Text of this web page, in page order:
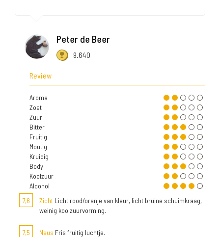
Peter de Beer
9.640
Review
Aroma
Zoet
Zuur
Bitter
Fruitig
Moutig
Kruidig
Body
Koolzuur
Alcohol
7,6
Zicht Licht rood/oranje van kleur, licht bruine schuimkraag,
weinig koolzuurvorming.
7,5 Neus Fris fruitig luchtje.